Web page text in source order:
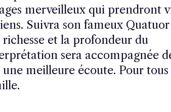
merveilleux qui prendront
Suivra son fameux
et la profondeur du
sera accompagnée
meilleure écoute. Pour tous